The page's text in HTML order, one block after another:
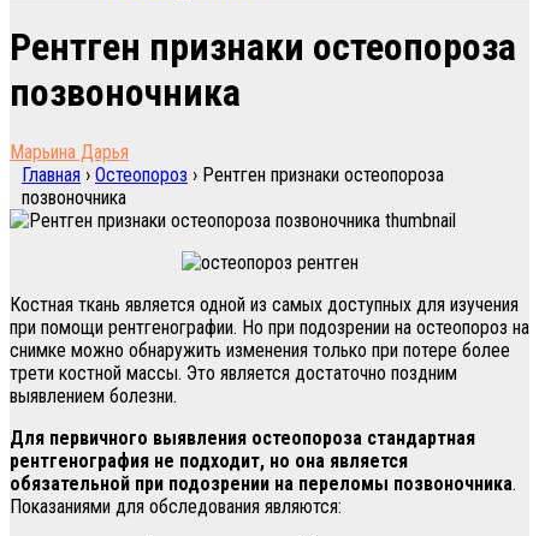
Рентген признаки остеопороза
позвоночника
Марьина Дарья
Главная › Остеопороз › Рентген признаки остеопороза
позвоночника
Костная ткань является одной из самых доступных для изучения
при помощи рентгенографии. Но при подозрении на остеопороз на
снимке можно обнаружить изменения только при потере более
трети костной массы. Это является достаточно поздним
выявлением болезни.
Для первичного выявления остеопороза стандартная
рентгенография не подходит, но она является
обязательной при подозрении на переломы позвоночника.
Показаниями для обследования являются: